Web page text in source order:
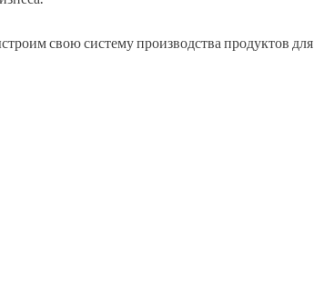
свою систему производства продуктов для